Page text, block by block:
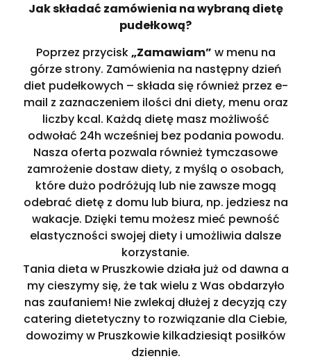
Jak składać zamówienia na wybraną dietę
pudełkową?
Poprzez przycisk„Zamawiam” w menu na
górze strony. Zamówienia na następny dzień
diet pudełkowych – składa się również przez e-
mail z zaznaczeniem ilości dni diety, menu oraz
liczby kcal. Każdą dietę masz możliwość
odwołać 24h wcześniej bez podania powodu.
Nasza oferta pozwala również tymczasowe
zamrożenie dostaw diety, z myślą o osobach,
które dużo podróżują lub nie zawsze mogą
odebrać dietę z domu lub biura, np. jedziesz na
wakacje. Dzięki temu możesz mieć pewność
elastyczności swojej diety i umożliwia dalsze
korzystanie.
Tania dieta w Pruszkowie działa już od dawna a
my cieszymy się, że tak wielu z Was obdarzyło
nas zaufaniem! Nie zwlekaj dłużej z decyzją czy
catering dietetyczny to rozwiązanie dla Ciebie,
dowozimy w Pruszkowie kilkadziesiąt posiłków
dziennie.